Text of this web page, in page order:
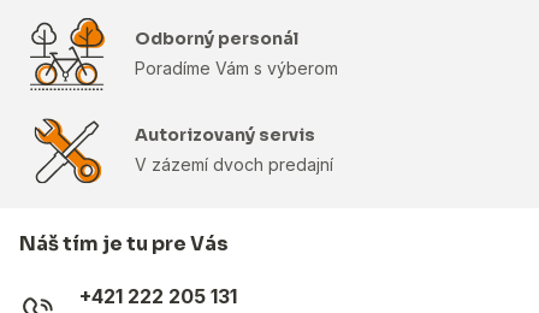
Odborný personál
Poradíme Vám s výberom
Autorizovaný servis
V zázemí dvoch predajní
Náš tím je tu pre Vás
+421 222 205 131